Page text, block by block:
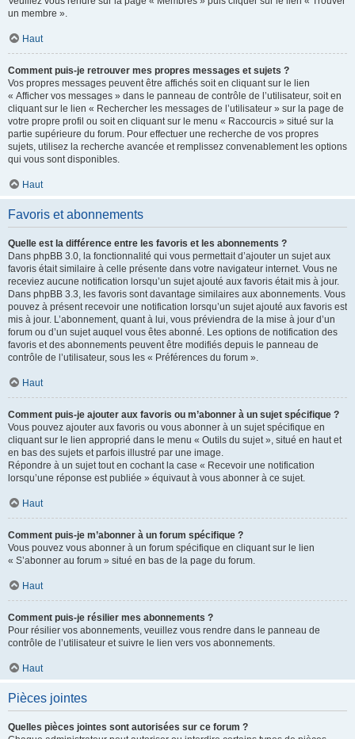
un membre ».
Haut
Comment puis-je retrouver mes propres messages et sujets ?
Vos propres messages peuvent être affichés soit en cliquant sur le lien
« Afficher vos messages » dans le panneau de contrôle de l’utilisateur, soit en
cliquant sur le lien « Rechercher les messages de l’utilisateur » sur la page de
votre propre profil ou soit en cliquant sur le menu « Raccourcis » situé sur la
partie supérieure du forum. Pour effectuer une recherche de vos propres
sujets, utilisez la recherche avancée et remplissez convenablement les options
qui vous sont disponibles.
Haut
Favoris et abonnements
Quelle est la différence entre les favoris et les abonnements ?
Dans phpBB 3.0, la fonctionnalité qui vous permettait d’ajouter un sujet aux
favoris était similaire à celle présente dans votre navigateur internet. Vous ne
receviez aucune notification lorsqu’un sujet ajouté aux favoris était mis à jour.
Dans phpBB 3.3, les favoris sont davantage similaires aux abonnements. Vous
pouvez à présent recevoir une notification lorsqu’un sujet ajouté aux favoris est
mis à jour. L’abonnement, quant à lui, vous préviendra de la mise à jour d’un
forum ou d’un sujet auquel vous êtes abonné. Les options de notification des
favoris et des abonnements peuvent être modifiés depuis le panneau de
contrôle de l’utilisateur, sous les « Préférences du forum ».
Haut
Comment puis-je ajouter aux favoris ou m’abonner à un sujet spécifique ?
Vous pouvez ajouter aux favoris ou vous abonner à un sujet spécifique en
cliquant sur le lien approprié dans le menu « Outils du sujet », situé en haut et
en bas des sujets et parfois illustré par une image.
Répondre à un sujet tout en cochant la case « Recevoir une notification
lorsqu’une réponse est publiée » équivaut à vous abonner à ce sujet.
Haut
Comment puis-je m’abonner à un forum spécifique ?
Vous pouvez vous abonner à un forum spécifique en cliquant sur le lien
« S’abonner au forum » situé en bas de la page du forum.
Haut
Comment puis-je résilier mes abonnements ?
Pour résilier vos abonnements, veuillez vous rendre dans le panneau de
contrôle de l’utilisateur et suivre le lien vers vos abonnements.
Haut
Pièces jointes
Quelles pièces jointes sont autorisées sur ce forum ?